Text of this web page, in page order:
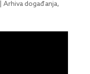
Arhiva događanja,